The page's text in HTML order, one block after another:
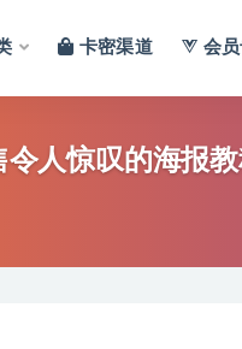
卡密渠道 会
人惊叹的海报